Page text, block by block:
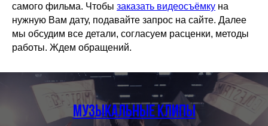
самого фильма. Чтобы заказать видеосъёмку на
нужную Вам дату, подавайте запрос на сайте. Далее
мы обсудим все детали, согласуем расценки, методы
работы. Ждем обращений.
Музыкальные клипы